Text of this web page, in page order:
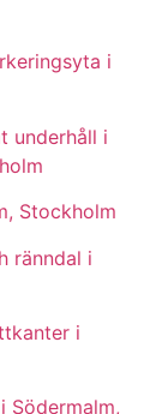
i
underhåll i
Stockholm
ränndal i
i
Södermalm,